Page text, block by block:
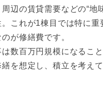
辺の賃貸需要などの“地
これが1棟目では特に重
が修繕費です。
数百万円規模になること
を想定し、積立を考え